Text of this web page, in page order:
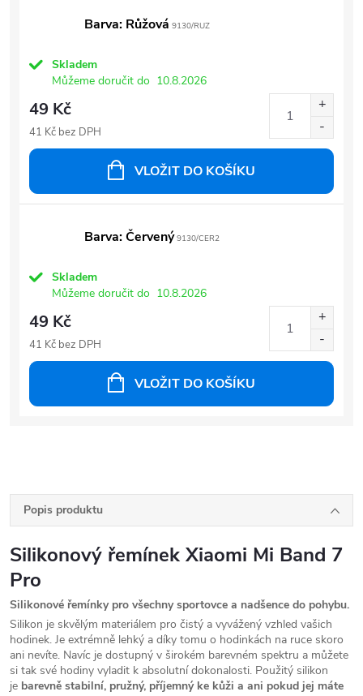
Barva: Růžová 9130/RUZ
Skladem
Můžeme doručit do 10.8.2026
49 Kč
41 Kč bez DPH
VLOŽIT DO KOŠÍKU
Barva: Červený9130/CER2
Skladem
Můžeme doručit do 10.8.2026
49 Kč
41 Kč bez DPH
VLOŽIT DO KOŠÍKU
Popis produktu
Silikonový řemínek Xiaomi Mi Band 7
Pro
Silikonové řemínky pro všechny sportovce a nadšence do pohybu.
Silikon je skvělým materiálem pro čistý a vyvážený vzhled vašich
hodinek. Je extrémně lehký a díky tomu o hodinkách na ruce skoro
ani nevíte. Navíc je dostupný v širokém barevném spektru a můžete
si tak své hodiny vyladit k absolutní dokonalosti. Použitý silikon
je barevně stabilní, pružný, příjemný ke kůži a ani pokud jej máte